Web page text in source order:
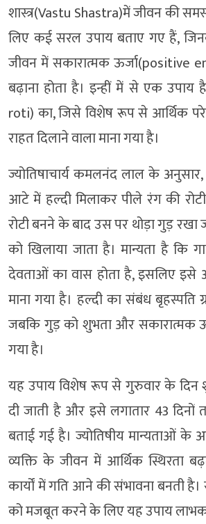
शास्त्र(Vastu Shastra)में जीवन की
लिए कई सरल उपाय बताए गए हैं,
जीवन में सकारात्मक ऊर्जा(positive
बढ़ाना होता है। इन्हीं में से एक उपाय
roti) का, जिसे विशेष रूप से आर्थिक
राहत दिलाने वाला माना गया है।
ज्योतिषाचार्य कमलनंद लाल के
आटे में हल्दी मिलाकर पीले रंग की
रोटी बनने के बाद उस पर थोड़ा गुड़
को खिलाया जाता है। मान्यता है कि
देवताओं का वास होता है, इसलिए इसे
माना गया है। हल्दी का संबंध बृहस्पति
जबकि गुड़ को शुभता और सकारात्मक
गया है।
यह उपाय विशेष रूप से गुरुवार के
दी जाती है और इसे लगातार 43
बताई गई है। ज्योतिषीय मान्यताओं के
व्यक्ति के जीवन में आर्थिक स्थिरता
कार्यों में गति आने की संभावना बनती है।
को मजबूत करने के लिए यह उपाय